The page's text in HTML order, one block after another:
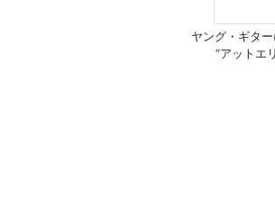
ヤング・ギタ
“アットエ